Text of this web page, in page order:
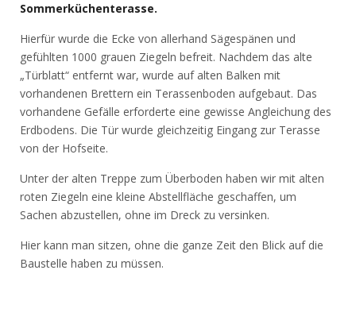
Sommerküchenterasse.
Hierfür wurde die Ecke von allerhand Sägespänen und
gefühlten 1000 grauen Ziegeln befreit. Nachdem das alte
„Türblatt“ entfernt war, wurde auf alten Balken mit
vorhandenen Brettern ein Terassenboden aufgebaut. Das
vorhandene Gefälle erforderte eine gewisse Angleichung des
Erdbodens. Die Tür wurde gleichzeitig Eingang zur Terasse
von der Hofseite.
Unter der alten Treppe zum Überboden haben wir mit alten
roten Ziegeln eine kleine Abstellfläche geschaffen, um
Sachen abzustellen, ohne im Dreck zu versinken.
Hier kann man sitzen, ohne die ganze Zeit den Blick auf die
Baustelle haben zu müssen.